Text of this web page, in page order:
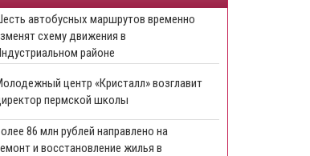
автобусных маршрутов временно
схему движения в
районе
центр «Кристалл» возглавит
пермской школы
86 млн рублей направлено на
и восстановление жилья в